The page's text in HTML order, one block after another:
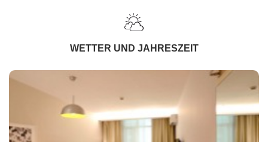
WETTER UND JAHRESZEIT